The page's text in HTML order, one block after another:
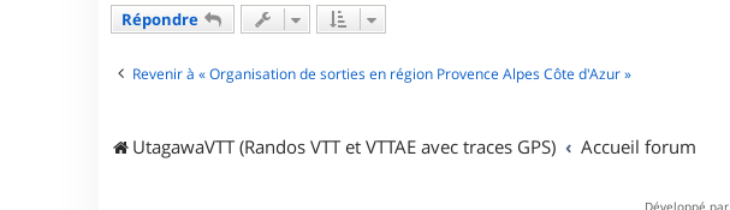
c
e
M
Répondre
Revenir à « Organisation de sorties en région Provence Alpes Côte d'Azur »
UtagawaVTT (Randos VTT et VTTAE avec traces GPS) Accueil forum